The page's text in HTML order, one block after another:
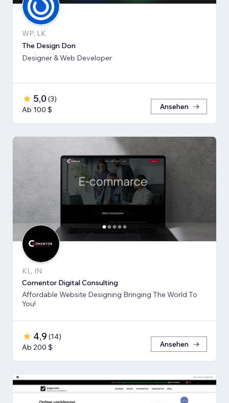
WP, LK
The Design Don
Designer & Web Developer
5,0 (3)
Ab 100 $
Ansehen
KL, IN
Comentor Digital Consulting
Affordable Website Designing Bringing The World To
You!
4,9 (14)
Ab 200 $
Ansehen